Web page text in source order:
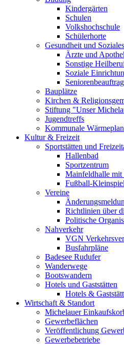
Kindergärten
Schulen
Volkshochschule
Schülerhorte
Gesundheit und Soziales
Ärzte und
Sonstige
Soziale
Bauplätze
Kirchen &
Stiftung "Unser
Jugendtreffs
Kommunale
Kultur & Freizeit
Sportstätten und
Hallenbad
Sportzentrum
Mainfeldhalle mit
Fußball-
Vereine
Richtlinien über
Politische
Nahverkehr
VGN
Busfahrpläne
Badesee Rudufer
Wanderwege
Bootswandern
Hotels und Gaststätten
Hotels &
Wirtschaft & Standort
Michelauer
Gewerbeflächen
Veröffentlichung
Gewerbebetriebe